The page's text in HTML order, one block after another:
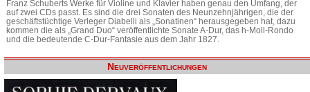
Franz Schuberts Werke für Violine und Klavier haben genau den Umfang, der
auf zwei CDs passt. Es sind die drei Sonaten des Neunzehnjährigen, die der
geschäftstüchtige Verleger Diabelli als „Sonatinen“ herausgegeben hat, dazu
kommen die als „Grand Duo“ veröffentlichte Sonate A-Dur, das h-Moll-Rondo
und die bedeutende C-Dur-Fantasie aus dem Jahr 1827.
Neuveröffentlichungen